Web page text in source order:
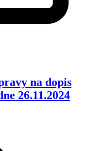
na dopis
26.11.2024